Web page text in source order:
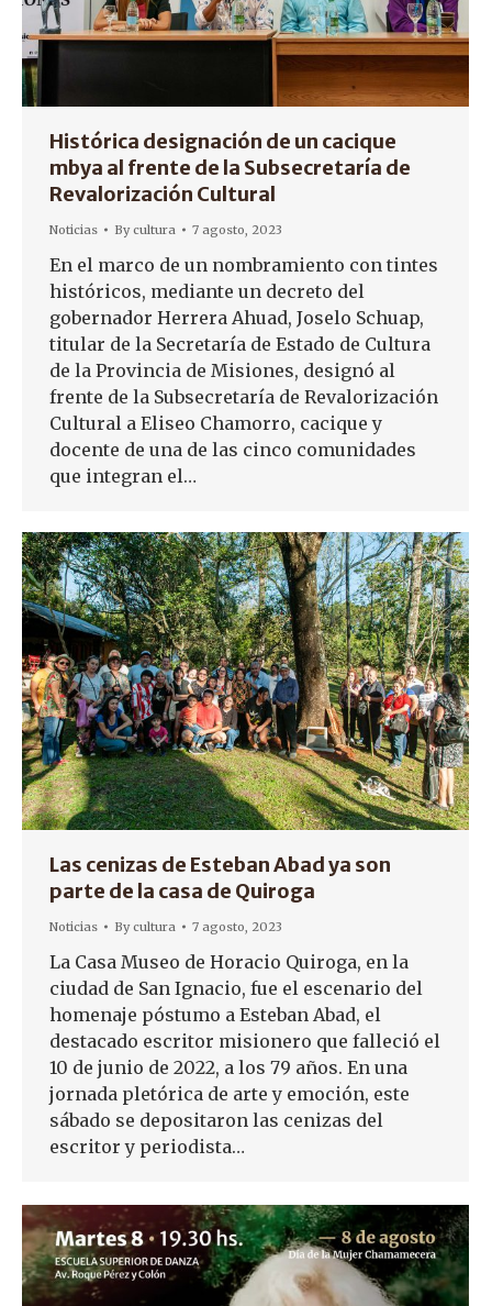
Histórica designación de un cacique
mbya al frente de la Subsecretaría de
Revalorización Cultural
Noticias Bycultura 7 agosto, 2023
En el marco de un nombramiento con tintes
históricos, mediante un decreto del
gobernador Herrera Ahuad, Joselo Schuap,
titular de la Secretaría de Estado de Cultura
de la Provincia de Misiones, designó al
frente de la Subsecretaría de Revalorización
Cultural a Eliseo Chamorro, cacique y
docente de una de las cinco comunidades
que integran el…
Las cenizas de Esteban Abad ya son
parte de la casa de Quiroga
Noticias Bycultura 7 agosto, 2023
La Casa Museo de Horacio Quiroga, en la
ciudad de San Ignacio, fue el escenario del
homenaje póstumo a Esteban Abad, el
destacado escritor misionero que falleció el
10 de junio de 2022, a los 79 años. En una
jornada pletórica de arte y emoción, este
sábado se depositaron las cenizas del
escritor y periodista…